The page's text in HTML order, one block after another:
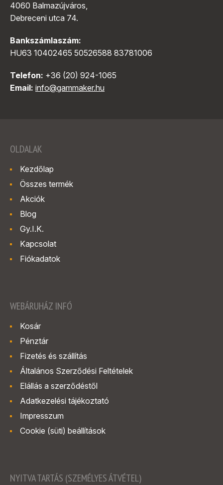
4060 Balmazújváros,
Debreceni utca 74.
Bankszámlaszám:
HU63 10402465 50526588 83781006
Telefon: +36 (20) 924-1065
Email: info@gammaker.hu
OLDALAK
Kezdőlap
Összes termék
Akciók
Blog
Gy.I.K.
Kapcsolat
Fiókadatok
WEBÁRUHÁZ INFÓ
Kosár
Pénztár
Fizetés és szállítás
Általános Szerződési Feltételek
Elállás a szerződéstől
Adatkezelési tájékoztató
Impresszum
Cookie (süti) beállítások
NYITVA TARTÁS (SZEMÉLYES ÁTVÉTEL)